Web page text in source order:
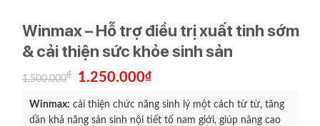
Winmax – Hỗ trợ điều trị xuất tinh sớm
& cải thiện sức khỏe sinh sản
1.500.000₫
Giá
gốc
1.500.000₫.
1.250.000₫Giá
hiện
là:
1.250.000₫.
Winmax: cải thiện chức năng sinh lý một cách từ từ, tăng
dần khả năng sản sinh nội tiết tố nam giới, giúp nâng cao